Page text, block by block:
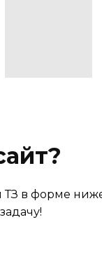
ТЗ в форме